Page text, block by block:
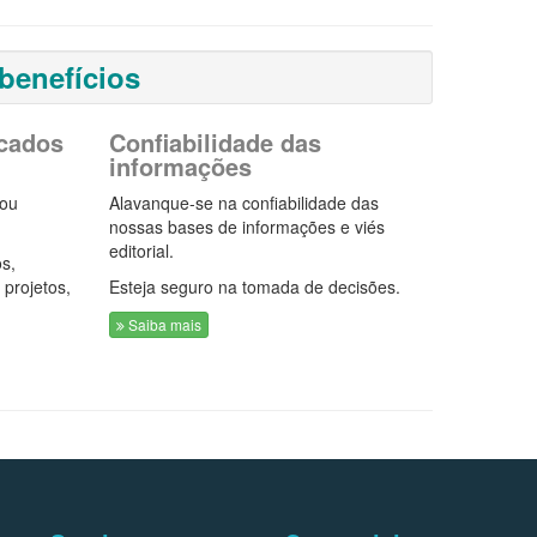
Confiabilidade das
informações
Alavanque-se na confiabilidade das
nossas bases de informações e viés
editorial.
Esteja seguro na tomada de decisões.
Saiba mais